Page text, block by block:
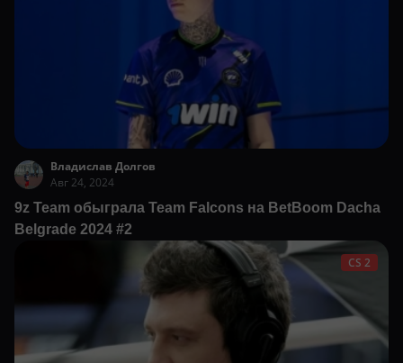
Владислав Долгов
Авг 24, 2024
9z Team обыграла Team Falcons на BetBoom Dacha
Belgrade 2024 #2
CS 2